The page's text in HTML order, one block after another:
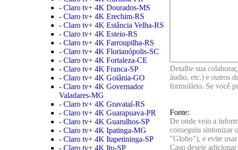
- Claro tv+ 4K Dourados-MS
- Claro tv+ 4K Erechim-RS
- Claro tv+ 4K Estância Velha-RS
- Claro tv+ 4K Esteio-RS
- Claro tv+ 4K Farroupilha-RS
- Claro tv+ 4K Florianópolis-SC
- Claro tv+ 4K Fortaleza-CE
- Claro tv+ 4K Franca-SP
- Claro tv+ 4K Goiânia-GO
- Claro tv+ 4K Governador
Valadares-MG
- Claro tv+ 4K Gravataí-RS
- Claro tv+ 4K Guarapuava-PR
- Claro tv+ 4K Guarulhos-SP
- Claro tv+ 4K Ipatinga-MG
- Claro tv+ 4K Itapetininga-SP
- Claro tv+ 4K Itu-SP
Detalhe sua
áudio, etc.) e outros
formulário. Se você
Fonte:
De onde veio a
conseguiu sintonizar
"Globo"), e evite usar
Caso deseje